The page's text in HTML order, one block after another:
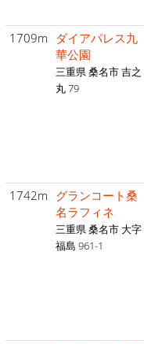
1709m
ダイアパレス九
華公園
三重県 桑名市 吉之
丸 79
1742m グランコート桑
名ラフィネ
三重県 桑名市 大字
福島 961-1